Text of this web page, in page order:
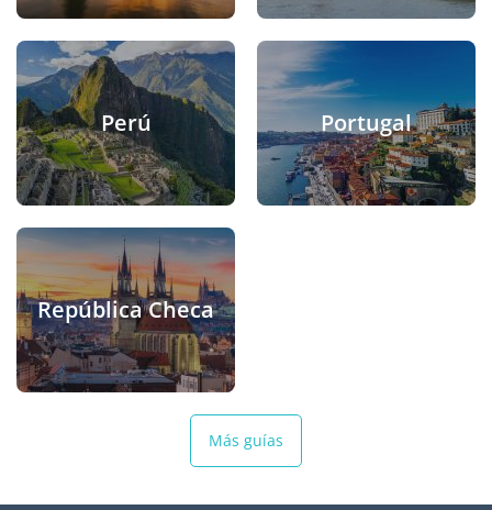
Perú Portugal
República Checa
Más guías